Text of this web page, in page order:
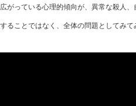
がっている心理的傾向が、異常な殺人
ることではなく、全体の問題としてみて